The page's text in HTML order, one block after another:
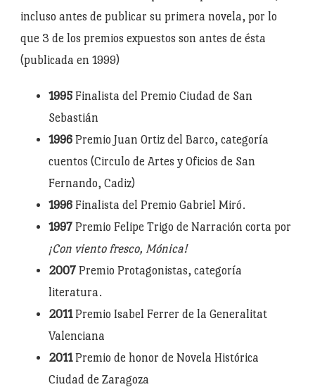
incluso antes de publicar su primera novela, por lo
que 3 de los premios expuestos son antes de ésta
(publicada en 1999)
1995 Finalista del Premio Ciudad de San
Sebastián
1996 Premio Juan Ortiz del Barco, categoría
cuentos (Circulo de Artes y Oficios de San
Fernando, Cadiz)
1996 Finalista del Premio Gabriel Miró.
1997 Premio Felipe Trigo de Narración corta por
¡Con viento fresco, Mónica!
2007 Premio Protagonistas, categoría
literatura.
2011Premio Isabel Ferrer de la Generalitat
Valenciana
2011Premio de honor de Novela Histórica
Ciudad de Zaragoza